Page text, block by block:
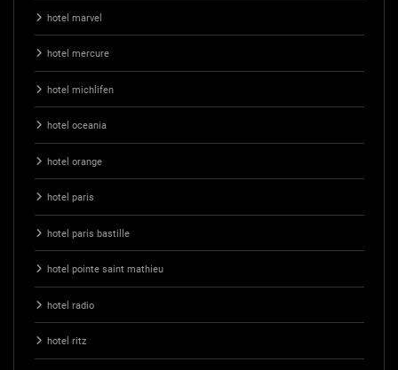
hotel marvel
hotel mercure
hotel michlifen
hotel oceania
hotel orange
hotel paris
hotel paris bastille
hotel pointe saint mathieu
hotel radio
hotel ritz